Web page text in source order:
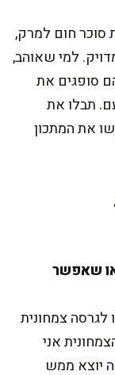
סוכר חום למרק,
למי שאוהב,
– הם סופגים את
תבלו את
את המתכון
שאפשר
צמחונית
אני
יוצא ממש